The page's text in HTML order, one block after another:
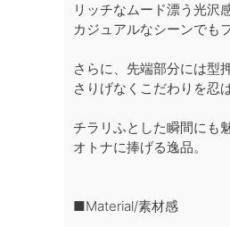
リッチなムード漂う光沢
カジュアルなシーンでも
さらに、先端部分には型
さりげなくこだわりを忍
チラリふとした瞬間にも
オトナに捧げる逸品。
■Material/素材感